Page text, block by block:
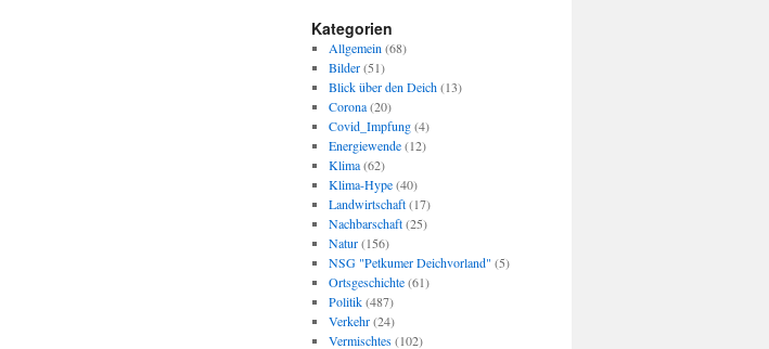
Kategorien
Allgemein (68)
Bilder(51)
Blick über den Deich(13)
Corona(20)
Covid_Impfung(4)
Energiewende(12)
Klima(62)
Klima-Hype(40)
Landwirtschaft(17)
Nachbarschaft(25)
Natur(156)
NSG "Petkumer Deichvorland" (5)
Ortsgeschichte(61)
Politik(487)
Verkehr(24)
Vermischtes(102)